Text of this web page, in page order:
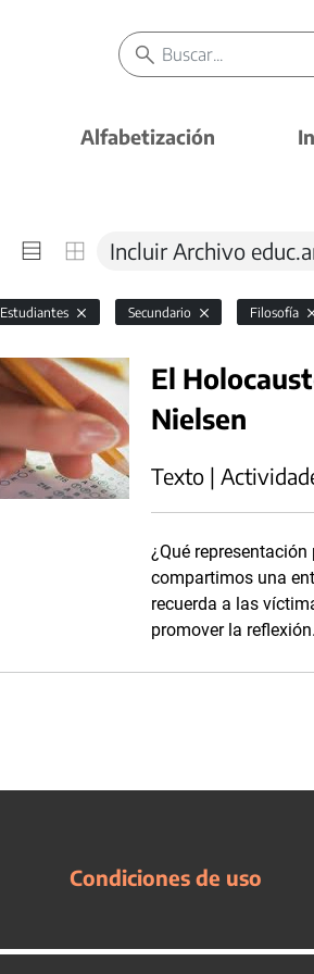
Alfabetización
Incluir Archivo
Estudiantes Secundario Filosofía
El
Nielsen
Texto |
¿Qué
compartimos una
recuerda a las
promover la reflexión.
Condiciones de uso